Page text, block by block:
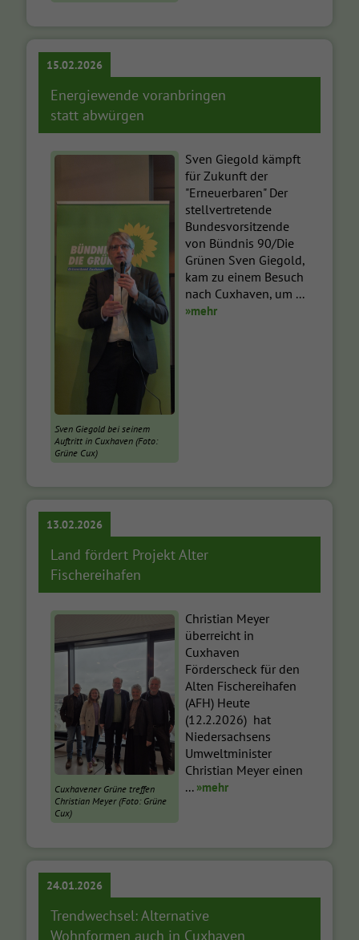
15.02.2026
Energiewende voranbringen
statt abwürgen
Sven Giegold bei seinem
Auftritt in Cuxhaven (Foto:
Grüne Cux)
Sven Giegold kämpft
für Zukunft der
"Erneuerbaren" Der
stellvertretende
Bundesvorsitzende
von Bündnis 90/Die
Grünen Sven Giegold,
kam zu einem Besuch
nach Cuxhaven, um ...
»mehr
13.02.2026
Land fördert Projekt Alter
Fischereihafen
Cuxhavener Grüne treffen
Christian Meyer (Foto: Grüne
Cux)
Christian Meyer
überreicht in
Cuxhaven
Förderscheck für den
Alten Fischereihafen
(AFH) Heute
(12.2.2026) hat
Niedersachsens
Umweltminister
Christian Meyer einen
... »mehr
24.01.2026
Trendwechsel: Alternative
Wohnformen auch in Cuxhaven